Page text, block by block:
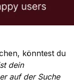
könntest du
dein
auf der Suche